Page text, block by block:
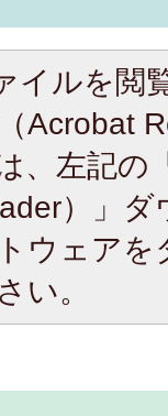
イルを閲
Acrobat
、左記の
）」
ウェア
い。